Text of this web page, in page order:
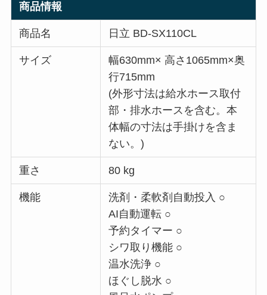
商品情報
商品名 日立 BD-SX110CL
サイズ
幅630mm× 高さ1065mm×奥
行715mm
(外形寸法は給水ホース取付
部・排水ホースを含む。本
体幅の寸法は手掛けを含ま
ない。)
重さ 80 kg
機能
洗剤・柔軟剤自動投入 ○
AI自動運転 ○
予約タイマー ○
シワ取り機能 ○
温水洗浄 ○
ほぐし脱水 ○